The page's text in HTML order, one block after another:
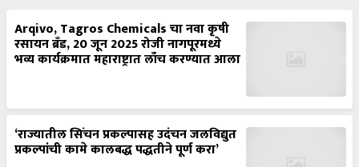
Arqivo, Tagros Chemicals चा नवा कृषी
रसायन ब्रँड, 20 जून 2025 रोजी नागपूरमध्ये
भव्य कार्यक्रमात महाराष्ट्रात लाँच करण्यात आला
‘राज्यातील सिंचन प्रकल्पासह उदंचन जलविद्युत
प्रकल्पांची कामे कालबद्ध पद्धतीने पूर्ण करा’